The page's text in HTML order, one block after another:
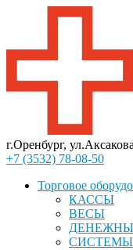
г.Оренбург,
+7 (3532) 78-08-50
Торговое
КАССЫ
ВЕСЫ